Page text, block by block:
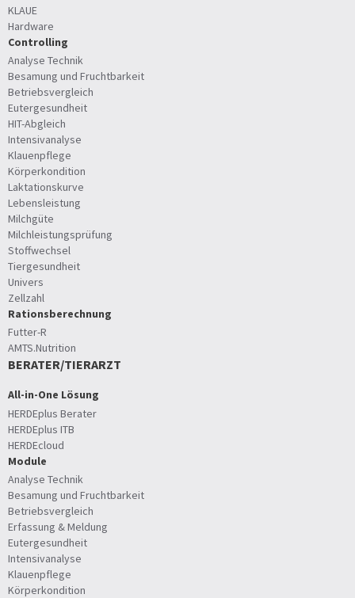
KLAUE
Hardware
Controlling
Analyse Technik
Besamung und Fruchtbarkeit
Betriebsvergleich
Eutergesundheit
HIT-Abgleich
Intensivanalyse
Klauenpflege
Körperkondition
Laktationskurve
Lebensleistung
Milchgüte
Milchleistungsprüfung
Stoffwechsel
Tiergesundheit
Univers
Zellzahl
Rationsberechnung
Futter-R
AMTS.Nutrition
BERATER/TIERARZT
All-in-One Lösung
HERDEplus Berater
HERDEplus ITB
HERDEcloud
Module
Analyse Technik
Besamung und Fruchtbarkeit
Betriebsvergleich
Erfassung & Meldung
Eutergesundheit
Intensivanalyse
Klauenpflege
Körperkondition